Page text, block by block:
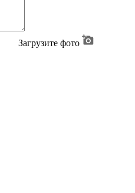
Загрузите фото